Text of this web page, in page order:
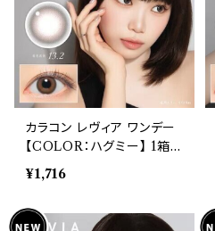
カラコン レヴィア ワンデー
【COLOR：ハグミー】 1箱1
0枚入 度あり 14.1mm キム
チェウォン ReVIA 1day co
ブラウン ブラック 高含水 裸
¥1,716